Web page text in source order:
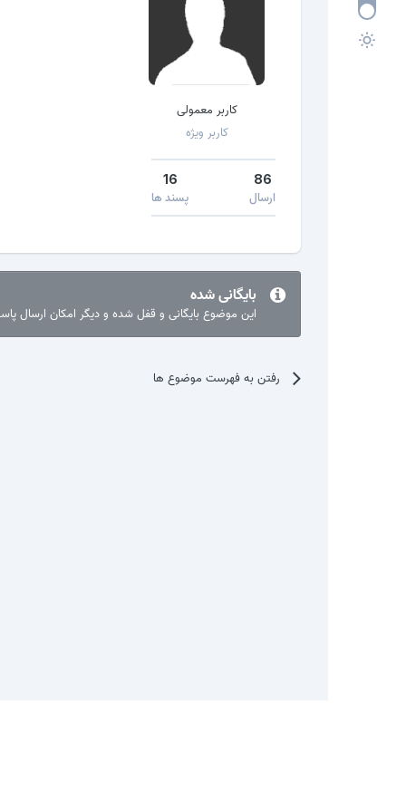
کاربر معمولی
کاربر ویژه
86
ارسال
16
پسند ها
بایگانی شده
این موضوع بایگانی و قفل شده و دیگر امکان ارسال
رفتن به فهرست موضوع ها